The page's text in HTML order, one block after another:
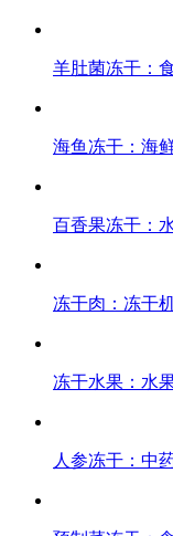
羊肚菌冻干：
海鱼冻干：海
百香果冻干：
冻干肉：冻干
冻干水果：水
人参冻干：中